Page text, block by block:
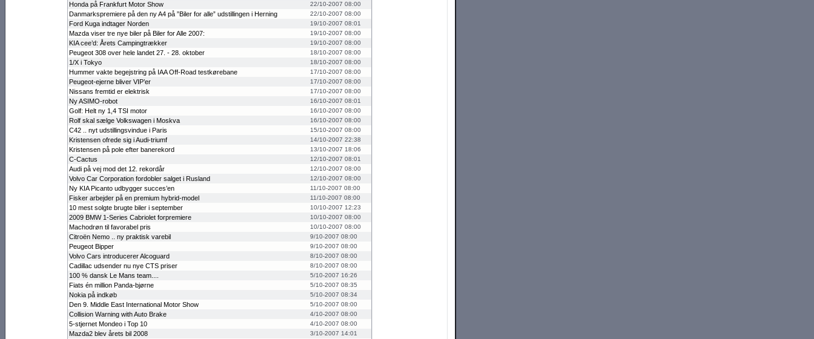
Honda på Frankfurt Motor Show 22/10-2007 08:00
Danmarkspremi­ere på den ny A4 på ”Biler for alle” udstillingen i Herning 22/10-2007 08:00
Ford Kuga indtager Norden 19/10-2007 08:01
Mazda viser tre nye biler på Biler for Alle 2007: 19/10-2007 08:00
KIA cee’d: Årets Campingtrækker 19/10-2007 08:00
Peugeot 308 over hele landet 27. - 28. oktober 18/10-2007 08:00
1/X i Tokyo 18/10-2007 08:00
Hummer vakte begejstring på IAA Off-Road testkørebane 17/10-2007 08:00
Peugeot-ejerne bliver VIP’er 17/10-2007 08:00
Nissans fremtid er elektrisk 17/10-2007 08:00
Ny ASIMO-robot 16/10-2007 08:01
Golf: Helt ny 1,4 TSI motor 16/10-2007 08:00
Rolf skal sælge Volkswagen i Moskva 16/10-2007 08:00
C42 .. nyt udstil­lingsvindue i Paris 15/10-2007 08:00
Kristensen ofre­de sig i Audi-triumf 14/10-2007 22:38
Kristensen på pole efter banerekord 13/10-2007 18:06
C-Cactus 12/10-2007 08:01
Audi på vej mod det 12. rekordår 12/10-2007 08:00
Volvo Car Cor­poration fordob­ler salget i Rus­land 12/10-2007 08:00
Ny KIA Picanto udbygger succes’en 11/10-2007 08:00
Fisker arbejder på en premium hybrid-model 11/10-2007 08:00
10 mest solgte brugte biler i september 10/10-2007 12:23
2009 BMW 1-Series Cabriolet forpremiere 10/10-2007 08:00
Machodrøn til favorabel pris 10/10-2007 08:00
Citroën Nemo .. ny praktisk varebil 9/10-2007 08:00
Peugeot Bipper 9/10-2007 08:00
Volvo Cars introducerer Alcoguard 8/10-2007 08:00
Cadillac udsen­der nu nye CTS priser 8/10-2007 08:00
100 % dansk Le Mans team.... 5/10-2007 16:26
Fiats én million Panda-bjørne 5/10-2007 08:35
Nokia på indkøb 5/10-2007 08:34
Den 9. Middle East International Motor Show 5/10-2007 08:00
Collision Warning with Auto Brake 4/10-2007 08:00
5-stjernet Mon­deo i Top 10 4/10-2007 08:00
Mazda2 blev årets bil 2008 3/10-2007 14:01